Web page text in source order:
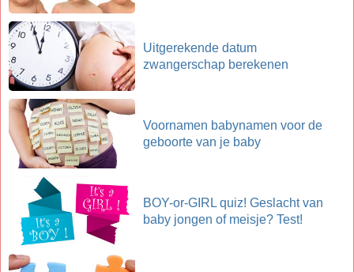
Uitgerekende datum
zwangerschap berekenen
Voornamen babynamen voor de
geboorte van je baby
BOY-or-GIRL quiz! Geslacht van
baby jongen of meisje? Test!